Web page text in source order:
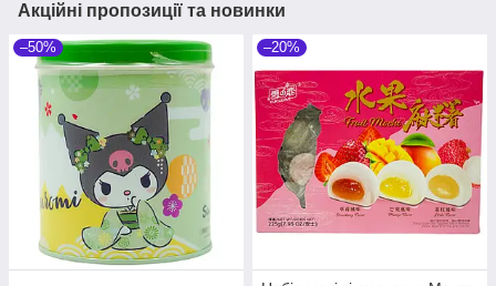
Акційні пропозиції та новинки
–50% –20%